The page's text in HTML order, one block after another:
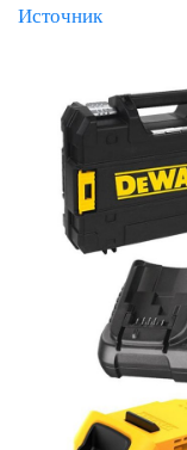
Источник